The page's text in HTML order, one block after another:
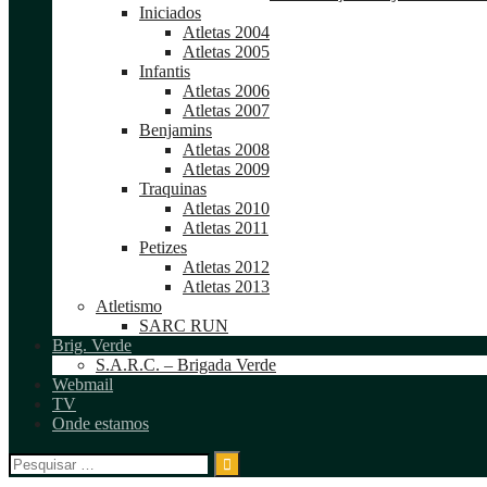
Iniciados
Atletas 2004
Atletas 2005
Infantis
Atletas 2006
Atletas 2007
Benjamins
Atletas 2008
Atletas 2009
Traquinas
Atletas 2010
Atletas 2011
Petizes
Atletas 2012
Atletas 2013
Atletismo
SARC RUN
Brig. Verde
S.A.R.C. – Brigada Verde
Webmail
TV
Onde estamos
Pesquisar
por: